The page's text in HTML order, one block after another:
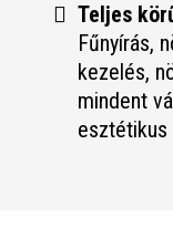
Teljes
Fűnyírás,
kezelés,
mindent
esztétikus